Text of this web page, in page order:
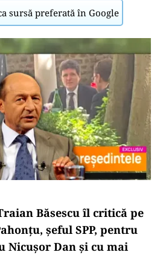
sursă preferată în Google
Băsescu îl critică pe
șeful SPP, pentru
Nicușor Dan și cu mai